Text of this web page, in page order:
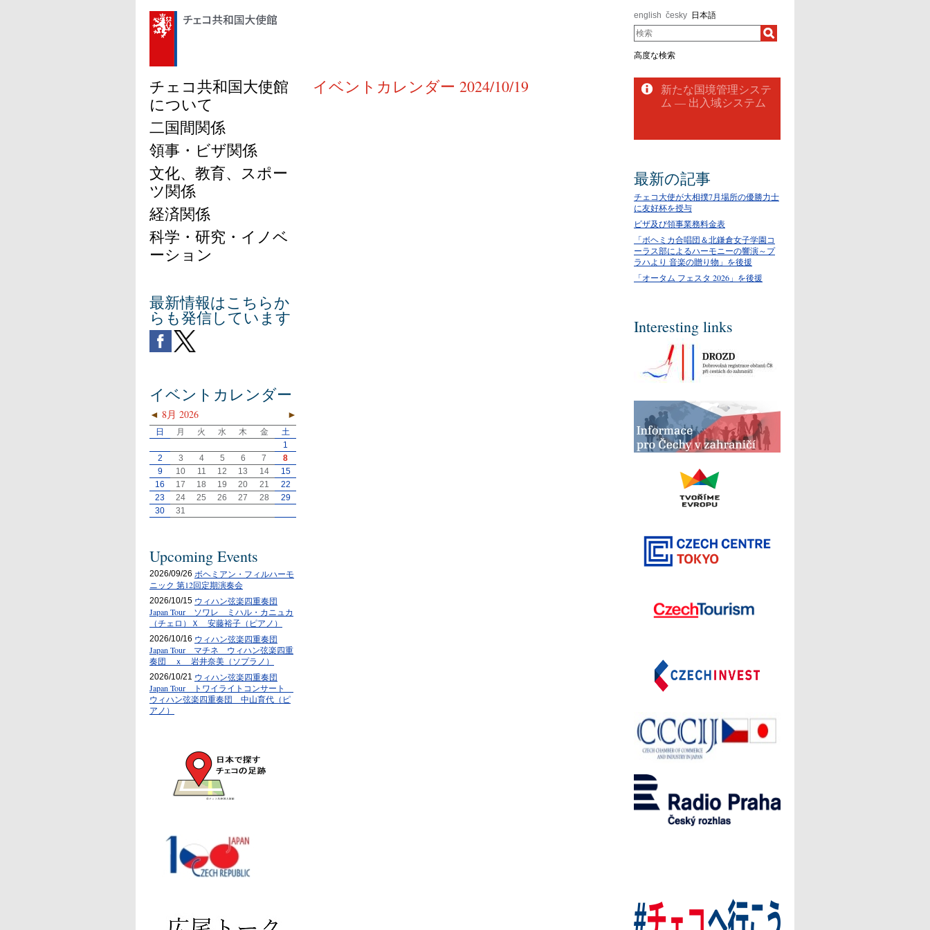
english česky 日本語
検索
高度な検索
イベントカレンダー 2024/10/19
チェコ共和国大使館
について
二国間関係
領事・ビザ関係
文化、教育、スポー
ツ関係
経済関係
科学・研究・イノベ
ーション
最新情報はこちらか
らも発信しています
イベントカレンダー
◄ ►
8月 2026
日 月 火 水 木 金
土
1
2
3 4 5 6 7
8
9
10 11 12 13 14
15
16
17 18 19 20 21
22
23
24 25 26 27 28
29
30
31
Upcoming Events
2026/09/26 ボヘミアン・フィルハーモ
ニック 第12回定期演奏会
2026/10/15 ウィハン弦楽四重奏団
Japan Tour ソワレ ミハル・カニュカ
（チェロ）Ｘ 安藤裕子（ピアノ）
2026/10/16 ウィハン弦楽四重奏団
Japan Tour マチネ ウィハン弦楽四重
奏団 ｘ 岩井奈美（ソプラノ）
2026/10/21 ウィハン弦楽四重奏団
Japan Tour トワイライトコンサート
ウィハン弦楽四重奏団 中山育代（ピ
アノ）
最新の記事
チェコ大使が大相撲7月場所の優勝力士
に友好杯を授与
ビザ及び領事業務料金表
「ボヘミカ合唱団＆北鎌倉女子学園コ
ーラス部によるハーモニーの響演～プ
ラハより 音楽の贈り物」を後援
「オータム フェスタ 2026」を後援
Interesting links